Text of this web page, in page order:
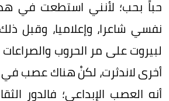
حباً بحب؛ لأنني استطعت في
نفسي شاعرا، وإعلاميا، وقبل
لبيروت على مر الحروب
أخرى لاندثرت، لكنْ هناك عصب
أنه العصب الإبداعي؛ فالدور